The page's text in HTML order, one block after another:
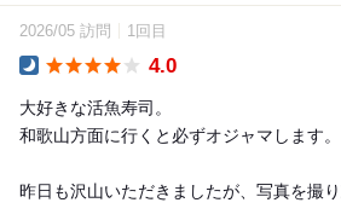
2026/05 訪問 1回目
4.0
大好きな活魚寿司。
和歌山方面に行くと必ずオジャマします。
昨日も沢山いただきましたが、写真を撮り